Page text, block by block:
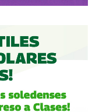
de, entre otros, el
que
y luego
julio de 2021,
suficiente
a la
dic. 2020